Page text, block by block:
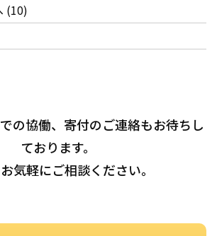
(10)
の協働、寄付のご連絡もお待ちし
ております。
気軽にご相談ください。